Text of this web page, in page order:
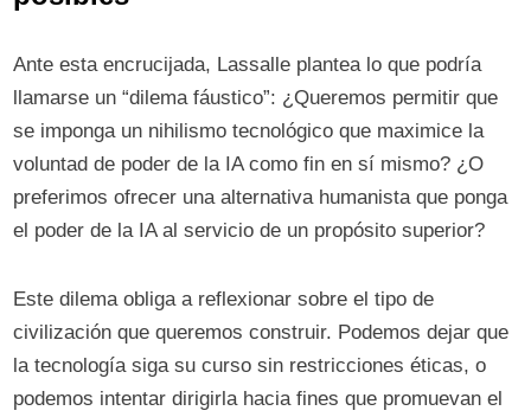
Ante esta encrucijada, Lassalle plantea lo que podría
llamarse un “dilema fáustico”: ¿Queremos permitir que
se imponga un nihilismo tecnológico que maximice la
voluntad de poder de la IA como fin en sí mismo? ¿O
preferimos ofrecer una alternativa humanista que ponga
el poder de la IA al servicio de un propósito superior?
Este dilema obliga a reflexionar sobre el tipo de
civilización que queremos construir. Podemos dejar que
la tecnología siga su curso sin restricciones éticas, o
podemos intentar dirigirla hacia fines que promuevan el